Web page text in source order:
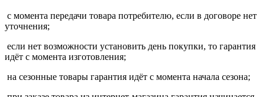
с момента передачи товара потребителю, если в договоре нет
уточнения;
если нет возможности установить день покупки, то гарантия
идёт с момента изготовления;
на сезонные товары гарантия идёт с момента начала сезона;